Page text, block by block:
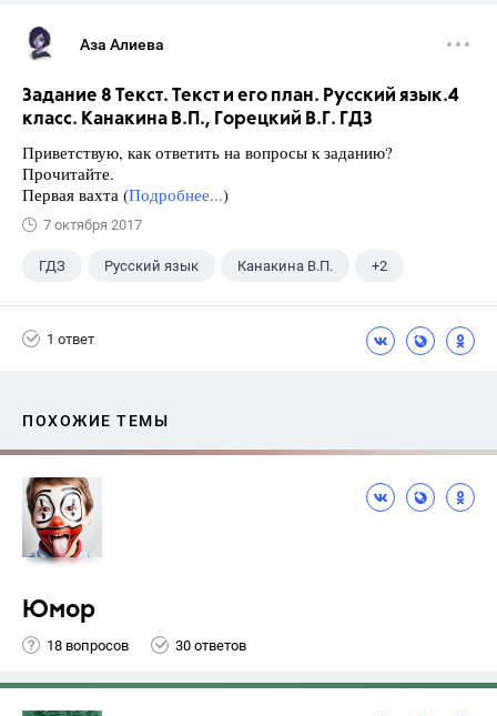
Аза Алиева
Задание 8 Текст. Текст и его план. Русский язык.4
класс. Канакина В.П., Горецкий В.Г. ГДЗ
Приветствую, как ответить на вопросы к заданию?
Прочитайте.
Первая вахта (Подробнее...)
7 октября 2017
ГДЗ Русский язык Канакина В.П. +2
1 ответ
ПОХОЖИЕ ТЕМЫ
Юмор
18 вопросов 30 ответов